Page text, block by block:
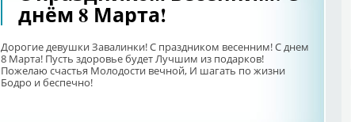
днём 8 Марта!
Дорогие девушки Завалинки! С праздником весенним! С днем
8 Марта! Пусть здоровье будет Лучшим из подарков!
Пожелаю счастья Молодости вечной, И шагать по жизни
Бодро и беспечно!